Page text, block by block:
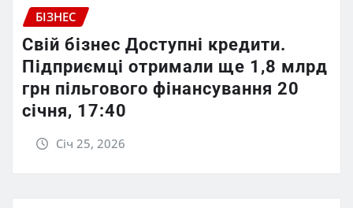
БІЗНЕС
Свій бізнес Доступні кредити.
Підприємці отримали ще 1,8 млрд
грн пільгового фінансування 20
січня, 17:40
Січ 25, 2026